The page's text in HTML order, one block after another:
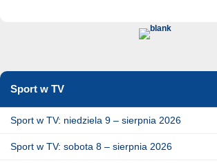
Sport w TV
Sport w TV: niedziela 9 – sierpnia 2026
Sport w TV: sobota 8 – sierpnia 2026